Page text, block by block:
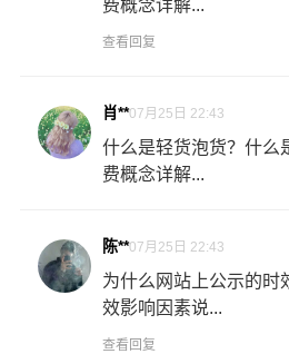
费概念详解...
查看回复
肖**07月25日 22:43
什么是轻货泡货？什么
费概念详解...
陈**07月25日 22:43
为什么网站上公示的时
效影响因素说...
查看回复